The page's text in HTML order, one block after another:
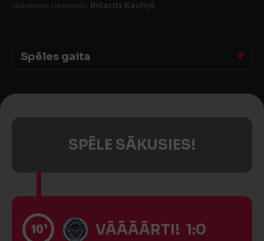
Galvenais tiesnesis: Ričards Kauliņš
Spēles gaita
SPĒLE SĀKUSIES!
10’ VĀĀĀĀRTI! 1:0